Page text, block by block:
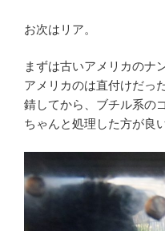
お次はリア。
まずは古いアメリカのナ
アメリカのは直付けだっ
錆してから、ブチル系の
ちゃんと処理した方が良